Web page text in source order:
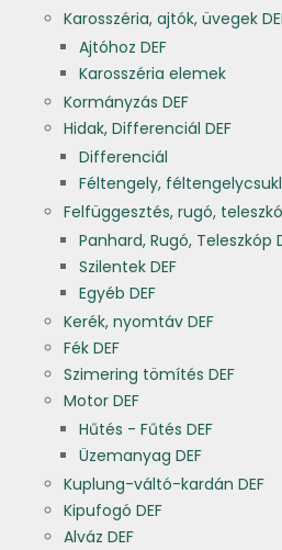
Karosszéria, ajtók, üvegek
Ajtóhoz DEF
Karosszéria elemek
Kormányzás DEF
Hidak, Differenciál DEF
Differenciál
Féltengely,
Felfüggesztés, rugó,
Panhard, Rugó, Teleszkóp
Szilentek DEF
Egyéb DEF
Kerék, nyomtáv DEF
Fék DEF
Szimering tömítés DEF
Motor DEF
Hűtés - Fűtés DEF
Üzemanyag DEF
Kuplung-váltó-kardán DEF
Kipufogó DEF
Alváz DEF